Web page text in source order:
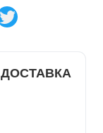
ДОСТАВКА